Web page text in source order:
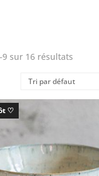
sur 16 résultats